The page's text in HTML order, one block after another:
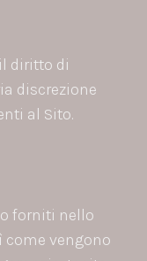
diritto di
discrezione
al Sito.
forniti nello
come vengono